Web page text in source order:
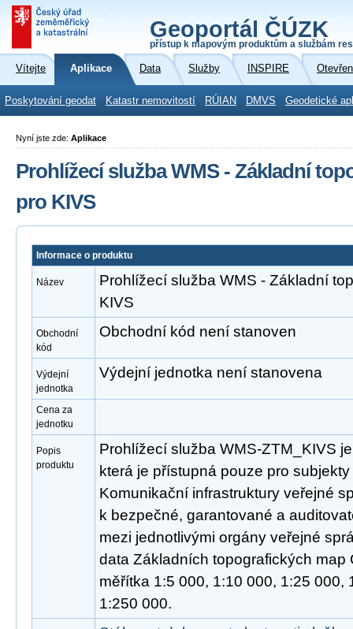
Geoportál ČÚZK
přístup k mapovým produktům a službám
Vítejte Aplikace Data Služby INSPIRE
Poskytování geodat Katastr nemovitostí RÚIAN DMVS Geodetické
Nyní jste zde: Aplikace
Prohlížecí služba WMS - Základní
pro KIVS
Informace o produktu
Název
Prohlížecí služba WMS - Základní
KIVS
Obchodní
kód
Obchodní kód není stanoven
Výdejní
jednotka
Výdejní jednotka není stanovena
Cena za
jednotku
Popis
produktu
Prohlížecí služba WMS-ZTM_KIVS
která je přístupná pouze pro
Komunikační infrastruktury veřejné
k bezpečné, garantované a
mezi jednotlivými orgány veřejné
data Základních topografických map
měřítka 1:5 000, 1:10 000, 1:25 000,
1:250 000.